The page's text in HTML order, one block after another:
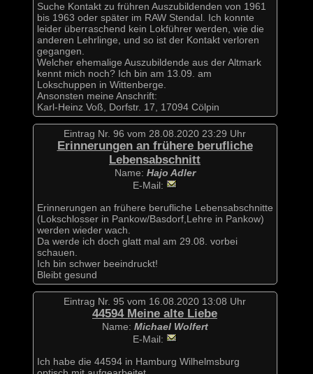
Suche Kontakt zu frühren Auszubildenden von 1961
bis 1963 oder später im RAW Stendal. Ich konnte
leider überraschend kein Lokführer werden, wie die
anderen Lehrlinge, und so ist der Kontakt verloren
gegangen.
Welcher ehemalige Auszubildende aus der Altmark
kennt mich noch? Ich bin am 13.09. am
Lokschuppen in Wittenberge.
Ansonsten meine Anschrift:
Karl-Heinz Voß, Dorfstr. 17, 17094 Cölpin
Eintrag Nr. 96 vom 28.08.2020 23:29 Uhr
Erinnerungen an frühere berufliche
Lebensabschnitt
Name: Hajo Adler
E-Mail:
Erinnerungen an frühere berufliche Lebensabschnitte
(Lokschlosser in Pankow/Basdorf,Lehre in Pankow)
werden wieder wach.
Da werde ich doch glatt mal am 29.08. vorbei
schauen.
Ich bin schwer beeindruckt!
Bleibt gesund
Eintrag Nr. 95 vom 16.08.2020 13:08 Uhr
44594 Meine alte Liebe
Name: Michael Wolfert
E-Mail:
Ich habe die 44594 in Hamburg Wilhelmsburg